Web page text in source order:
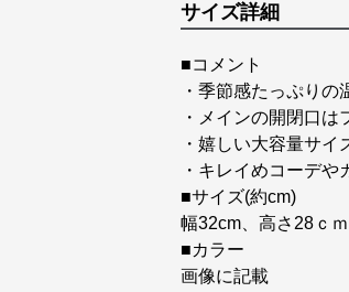
サイズ詳細
■コメント
・季節感たっぷりの
・メインの開閉口は
・嬉しい大容量サイ
・キレイめコーデや
■サイズ(約cm)
幅32cm、高さ28ｃ
■カラー
画像に記載